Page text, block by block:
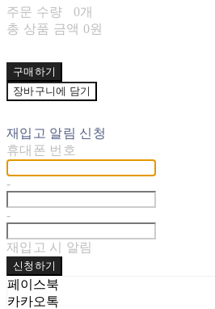
주문 수량
0개
총 상품 금액 0원
구매하기
장바구니에 담기
재입고 알림 신청
휴대폰 번호
-
-
재입고 시 알림
신청하기
페이스북
카카오톡